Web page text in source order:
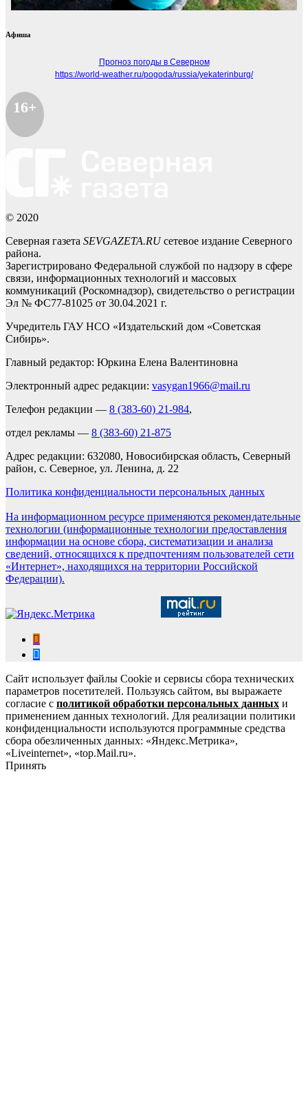
Афиша
Прогноз погоды в Северном
https://world-weather.ru/pogoda/russia/yekaterinburg/
16+
© 2020
Северная газета SEVGAZETA.RUсетевое издание Северного
района.
Зарегистрировано Федеральной службой по надзору в сфере
связи, информационных технологий и массовых
коммуникаций (Роскомнадзор), свидетельство о регистрации
Эл № ФС77-81025 от 30.04.2021 г.
Учредитель ГАУ НСО «Издательский дом «Советская
Сибирь».
Главный редактор: Юркина Елена Валентиновна
Электронный адрес редакции: vasygan1966@mail.ru
Телефон редакции — 8 (383-60) 21-984,
отдел рекламы — 8 (383-60) 21-875
Адрес редакции: 632080, Новосибирская область, Северный
район, с. Северное, ул. Ленина, д. 22
Политика конфиденциальности персональных данных
На информационном ресурсе применяются рекомендательные
технологии (информационные технологии предоставления
информации на основе сбора, систематизации и анализа
сведений, относящихся к предпочтениям пользователей сети
«Интернет», находящихся на территории Российской
Федерации).
Сайт использует файлы Cookie и сервисы сбора технических
параметров посетителей. Пользуясь сайтом, вы выражаете
согласие с политикой обработки персональных данных и
применением данных технологий. Для реализации политики
конфиденциальности используются программные средства
сбора обезличенных данных: «Яндекс.Метрика»,
«Liveinternet», «top.Mail.ru».
Принять